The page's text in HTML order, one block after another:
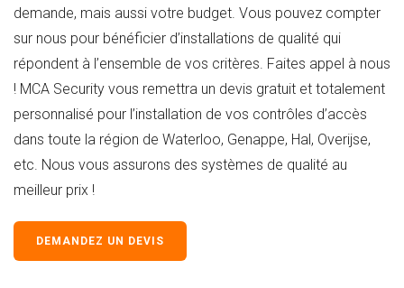
demande, mais aussi votre budget. Vous pouvez compter
sur nous pour bénéficier d’installations de qualité qui
répondent à l’ensemble de vos critères. Faites appel à nous
! MCA Security vous remettra un devis gratuit et totalement
personnalisé pour l’installation de vos contrôles d’accès
dans toute la région de Waterloo, Genappe, Hal, Overijse,
etc. Nous vous assurons des systèmes de qualité au
meilleur prix !
DEMANDEZ UN DEVIS